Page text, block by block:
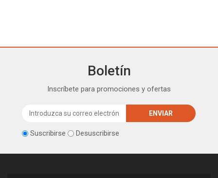
Boletín
Inscríbete para promociones y ofertas
Suscribirse Desuscribirse